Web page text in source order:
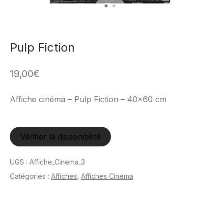
Pulp Fiction
19,00€
Affiche cinéma – Pulp Fiction – 40×60 cm
Vérifier la disponibilité
UGS : Affiche_Cinema_3
Catégories : Affiches Affiches Cinéma